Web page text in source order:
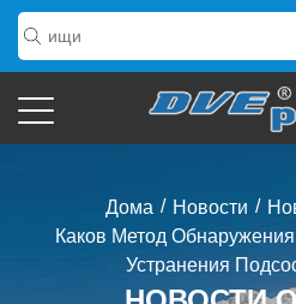
Дома / Новости /
Каков Метод
Устранения